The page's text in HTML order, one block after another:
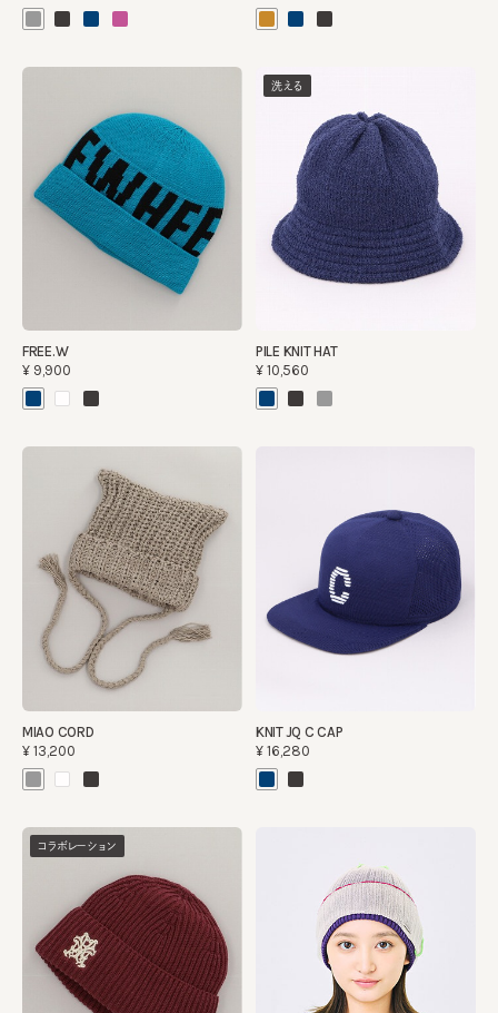
FREE.W
¥9,900
洗える
PILE KNIT HAT
¥10,560
MIAO CORD
¥13,200
KNIT JQ C CAP
¥16,280
コラボレーション